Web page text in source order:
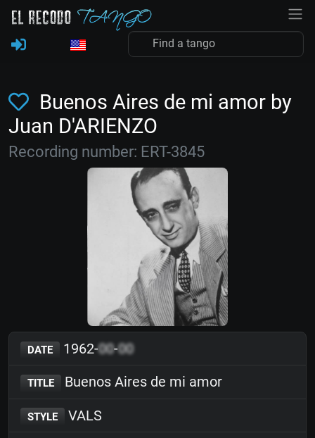
Buenos Aires de mi amor by
Juan D'ARIENZO
Recording number: ERT-3845
DATE 1962-00-00
TITLE Buenos Aires de mi amor
STYLE VALS